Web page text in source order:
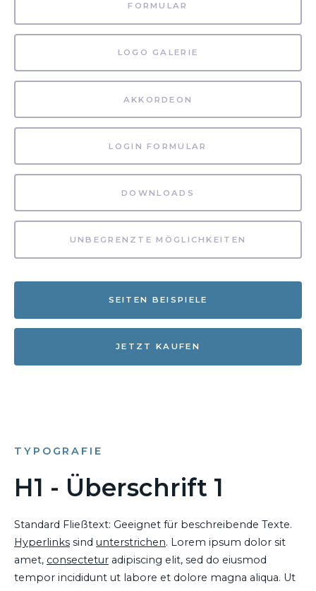
FORMULAR
LOGO GALERIE
AKKORDEON
LOGIN FORMULAR
DOWNLOADS
UNBEGRENZTE MÖGLICHKEITEN
SEITEN BEISPIELE
JETZT KAUFEN
TYPOGRAFIE
H1 - Überschrift 1
Standard Fließtext: Geeignet für beschreibende Texte.
Hyperlinks sind unterstrichen. Lorem ipsum dolor sit
amet, consectetur adipiscing elit, sed do eiusmod
tempor incididunt ut labore et dolore magna aliqua. Ut